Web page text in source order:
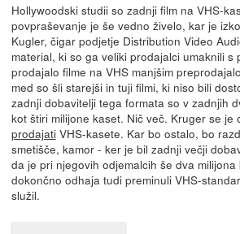
Hollywoodski studii so zadnji film na VHS-
povpraševanje je še vedno živelo, kar je
Kugler, čigar podjetje Distribution Video
material, ki so ga veliki prodajalci umaknili s
prodajalo filme na VHS manjšim
med so šli starejši in tuji filmi, ki niso bili
zadnji dobavitelji tega formata so v zadnjih
kot štiri milijone kaset. Nič več. Kruger se je
prodajatiVHS-kasete. Kar bo ostalo, bo
smetišče, kamor - ker je bil zadnji večji
da je pri njegovih odjemalcih še dva
dokončno odhaja tudi preminuli VHS-
služil.